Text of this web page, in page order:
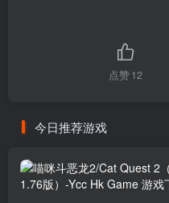
点赞12
今日推荐游戏